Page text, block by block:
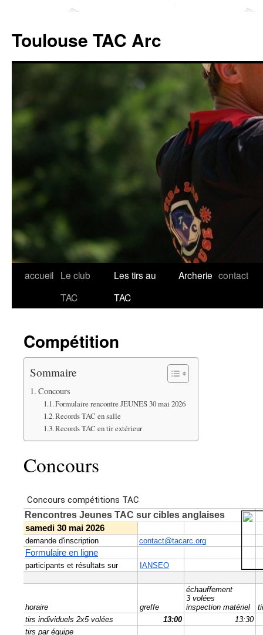
Toulouse TAC Arc
Aller
accueil Le club
TAC
Les tirs au
TAC
Archerie contact
Compétition
Sommaire
Concours
Formulaire rencontre JEUNES 30 mai 2026
Records TAC en salle
Records TAC en tir extérieur
Concours